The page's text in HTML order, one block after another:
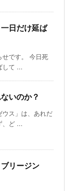
日だけ延ば
せです。 今日死
して ...
いのか？
ウス」は、あれだ
、ど ...
リージン